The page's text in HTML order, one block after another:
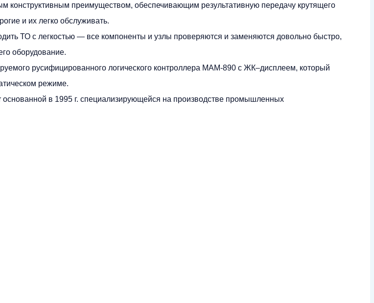
конструктивным преимуществом, обеспечивающим результативную передачу крутящего
и их легко обслуживать.
ТО с легкостью — все компоненты и узлы проверяются и заменяются довольно быстро,
оборудование.
русифицированного логического контроллера MAM-890 с ЖК–дисплеем, который
режиме.
основанной в 1995 г. специализирующейся на производстве промышленных